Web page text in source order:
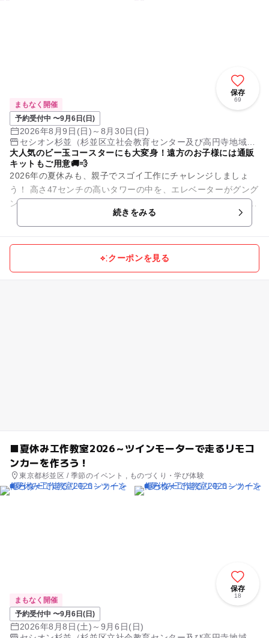
保存
69
まもなく開催
予約受付中 〜9月6日(日)
2026年8月9日(日)～8月30日(日)
セシオン杉並（杉並区立社会教育センター及び高円寺地域区
民センター複合施設）
大人気のビー玉コースターにも大変身！遠方のお子様には通販
キットもご用意🚚💨
2026年の夏休みも、親子でスゴイ工作にチャレンジしましょ
う！ 高さ47センチの高いタワーの中を、エレベーターがグング
ン動く本格的な工作を一緒に作ります。 真っ白なタワーの壁を
続きをみる
クーポンを見る
■夏休み工作教室2026～ツインモーターで走るリモコ
ンカーを作ろう！
東京都杉並区 / 季節のイベント , ものづくり・学び体験
保存
18
まもなく開催
予約受付中 〜9月6日(日)
2026年8月8日(土)～9月6日(日)